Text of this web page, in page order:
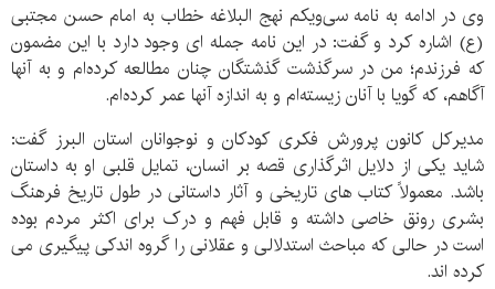
وی در ادامه به نامه سی‌ویکم نهج البلاغه خطاب به امام حسن مجتبی
(ع) اشاره کرد و گفت: در این نامه جمله ای وجود دارد با این مضمون
که فرزندم؛ من در سرگذشت گذشتگان چنان مطالعه کرده‌ام و به آنها
آگاهم، که گویا با آنان زیسته‌ام و به اندازه آنها عمر کرده‌ام.
مدیرکل کانون پرورش فکری کودکان و نوجوانان استان البرز گفت:
شاید یکی از دلایل اثرگذاری قصه بر انسان، تمایل قلبی او به داستان
باشد. معمولاً کتاب های تاریخی و آثار داستانی در طول تاریخ فرهنگ
بشری رونق خاصی داشته و قابل فهم و درک برای اکثر مردم بوده
است در حالی که مباحث استدلالی و عقلانی را گروه اندکی پیگیری می
کرده اند.